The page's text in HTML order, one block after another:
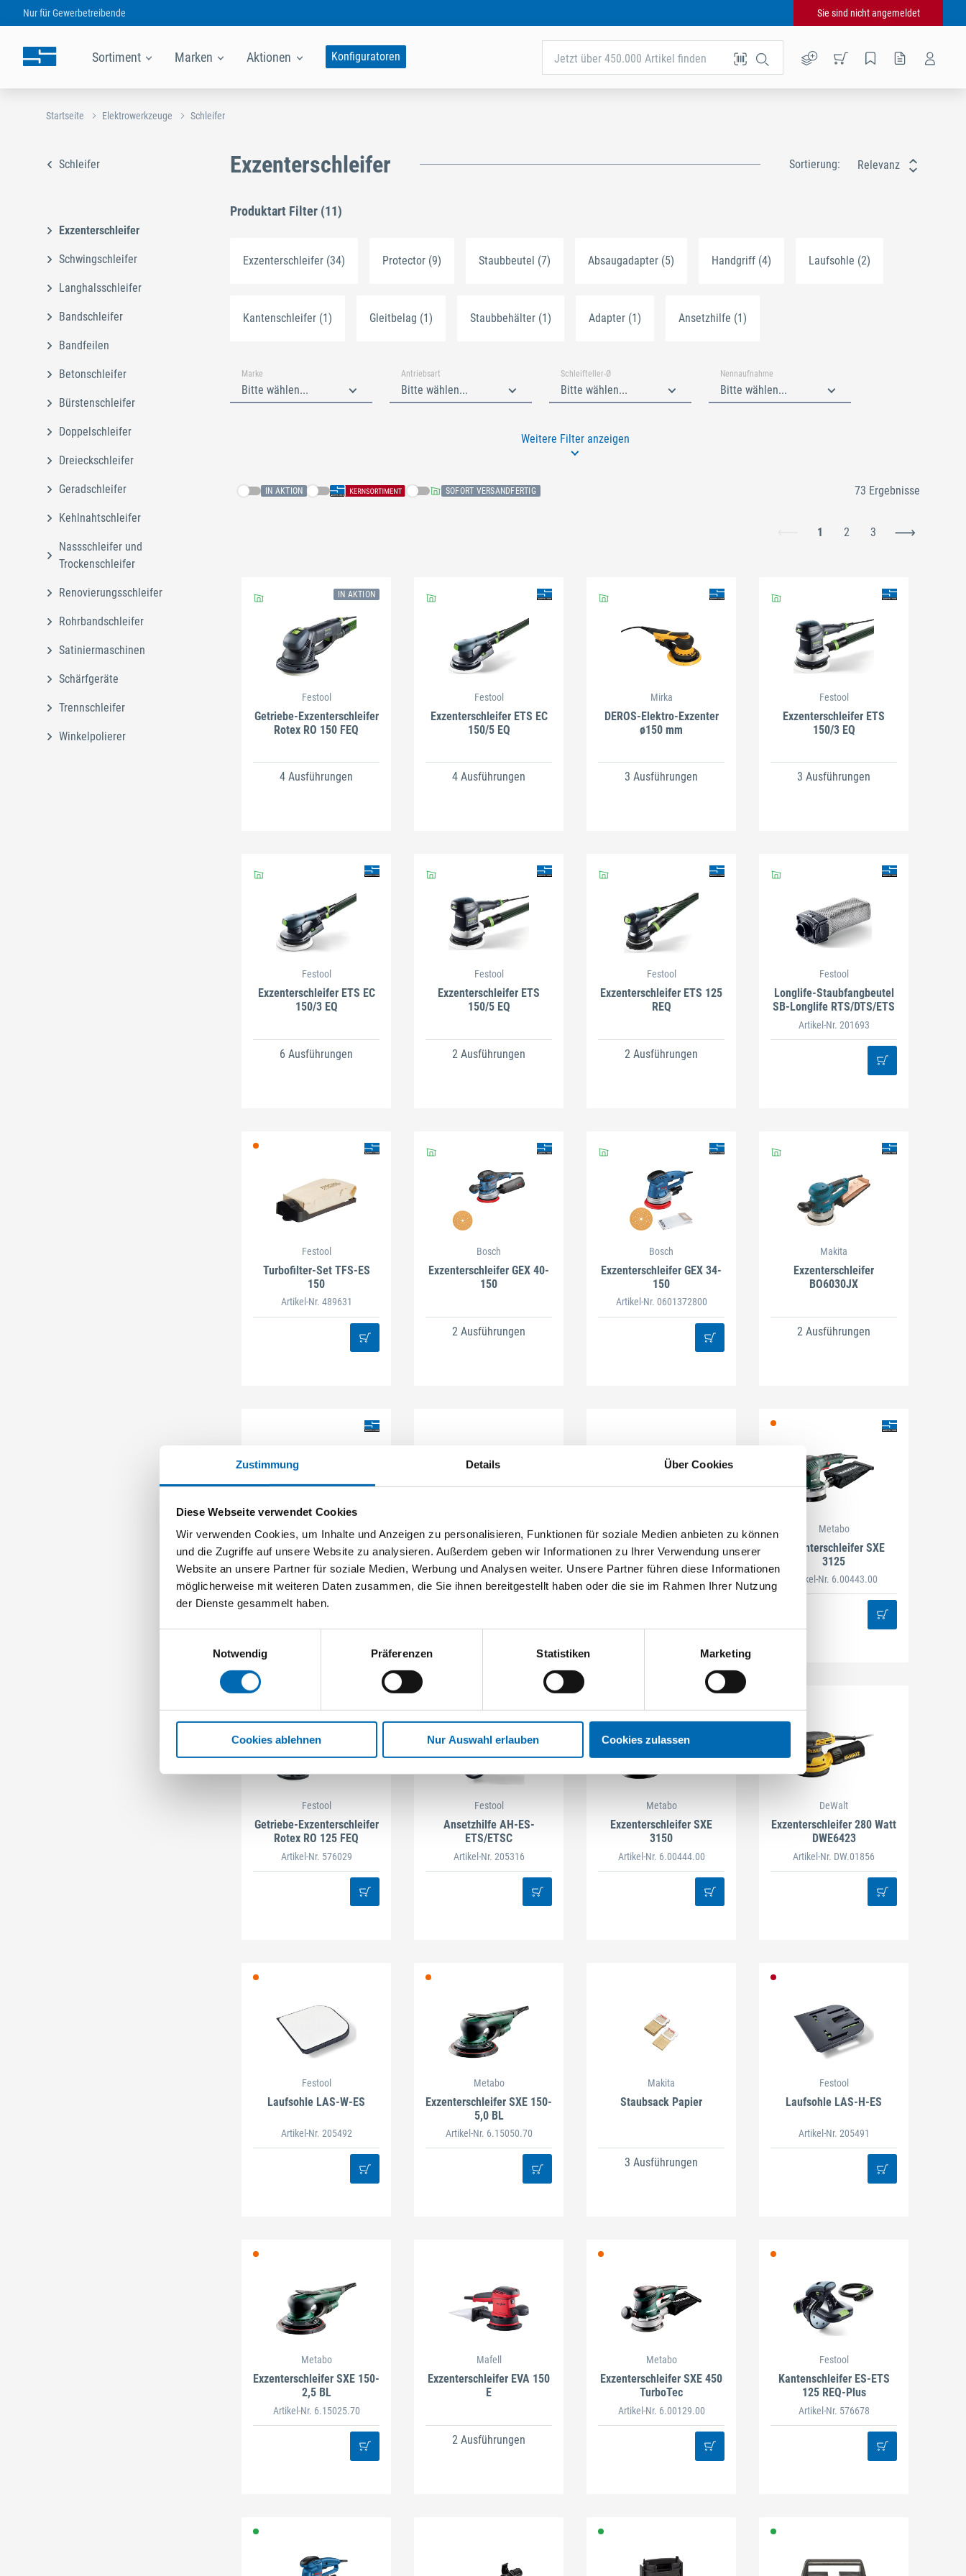
Zustimmung Details Über Cookies
Diese Webseite verwendet Cookies
Wir verwenden Cookies, um Inhalte und Anzeigen zu personalisieren, Funktionen für soziale Medien anbieten zu können
und die Zugriffe auf unsere Website zu analysieren. Außerdem geben wir Informationen zu Ihrer Verwendung unserer
Website an unsere Partner für soziale Medien, Werbung und Analysen weiter. Unsere Partner führen diese Informationen
möglicherweise mit weiteren Daten zusammen, die Sie ihnen bereitgestellt haben oder die sie im Rahmen Ihrer Nutzung
der Dienste gesammelt haben.
Notwendig
Präferenzen Statistiken Marketing
Cookies ablehnen Nur Auswahl erlauben Cookies zulassen
Nur fürGewerbetreibende Sie sind nicht angemeldet
Sortiment Marken Aktionen Konfiguratoren Jetzt über 450.000 Artikel finden
Startseite Elektrowerkzeuge Schleifer
Schleifer
Exzenterschleifer
Schwingschleifer
Langhalsschleifer
Bandschleifer
Bandfeilen
Betonschleifer
Bürstenschleifer
Doppelschleifer
Dreieckschleifer
Geradschleifer
Kehlnahtschleifer
Nassschleifer und
Trockenschleifer
Renovierungsschleifer
Rohrbandschleifer
Satiniermaschinen
Schärfgeräte
Trennschleifer
Winkelpolierer
Exzenterschleifer Sortierung: Relevanz
Produktart Filter (11)
Exzenterschleifer (34) Protector (9) Staubbeutel (7) Absaugadapter (5) Handgriff (4) Laufsohle (2)
Kantenschleifer (1) Gleitbelag (1) Staubbehälter (1) Adapter (1) Ansetzhilfe (1)
Marke
Bitte wählen...
Antriebsart
Bitte wählen...
Schleifteller-Ø
Bitte wählen...
Nennaufnahme
Bitte wählen...
Schließen
Weitere Filter anzeigen
IN AKTION SOFORT VERSANDFERTIG 73 Ergebnisse
1 2 3
IN AKTION
Festool
Getriebe-Exzenterschleifer
Rotex RO 150 FEQ
4 Ausführungen
Festool
Exzenterschleifer ETS EC
150/5 EQ
4 Ausführungen
Mirka
DEROS-Elektro-Exzenter
ø150 mm
3 Ausführungen
Festool
Exzenterschleifer ETS
150/3 EQ
3 Ausführungen
Festool
Exzenterschleifer ETS EC
150/3 EQ
6 Ausführungen
Festool
Exzenterschleifer ETS
150/5 EQ
2 Ausführungen
Festool
Exzenterschleifer ETS 125
REQ
2 Ausführungen
Festool
Longlife-Staubfangbeutel
SB-Longlife RTS/DTS/ETS
Artikel-Nr. 201693
Festool
Turbofilter-Set TFS-ES
150
Artikel-Nr. 489631
Bosch
Exzenterschleifer GEX 40-
150
2 Ausführungen
Bosch
Exzenterschleifer GEX 34-
150
Artikel-Nr. 0601372800
Makita
Exzenterschleifer
BO6030JX
2 Ausführungen
Festool
Getriebe-Exzenterschleifer
Rotex RO 90 DX FEQ
2 Ausführungen
Makita
Exzenterschleifer BO5031
Makita
Exzenterschleifer BO5041
Metabo
Exzenterschleifer SXE
3125
Artikel-Nr. 6.00443.00
Festool
Getriebe-Exzenterschleifer
Rotex RO 125 FEQ
Artikel-Nr. 576029
Festool
Ansetzhilfe AH-ES-
ETS/ETSC
Artikel-Nr. 205316
Metabo
Exzenterschleifer SXE
3150
Artikel-Nr. 6.00444.00
DeWalt
Exzenterschleifer 280 Watt
DWE6423
Artikel-Nr. DW.01856
Festool
Laufsohle LAS-W-ES
Artikel-Nr. 205492
Metabo
Exzenterschleifer SXE 150-
5,0 BL
Artikel-Nr. 6.15050.70
Makita
Staubsack Papier
3 Ausführungen
Festool
Laufsohle LAS-H-ES
Artikel-Nr. 205491
Metabo
Exzenterschleifer SXE 150-
2,5 BL
Artikel-Nr. 6.15025.70
Mafell
Exzenterschleifer EVA 150
E
2 Ausführungen
Metabo
Exzenterschleifer SXE 450
TurboTec
Artikel-Nr. 6.00129.00
Festool
Kantenschleifer ES-ETS
125 REQ-Plus
Artikel-Nr. 576678